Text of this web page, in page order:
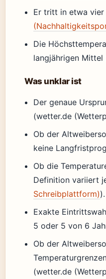
Er tritt in etwa
Die
langjährigen
Was unklar ist
Der genaue
(wetter.de
Ob der
keine
Ob die
Definition variiert
Schreibplattform)).
Exakte
5 oder 5 von 6
Ob der
(wetter.de